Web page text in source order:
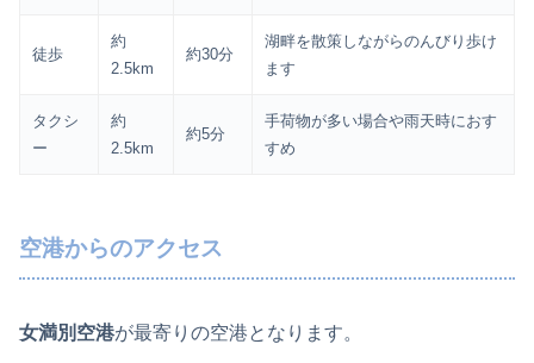
徒歩
約
2.5km
約30分
湖畔を散策しながらのんびり歩け
ます
タクシ
ー
約
2.5km
約5分
手荷物が多い場合や雨天時におす
すめ
空港からのアクセス
女満別空港が最寄りの空港となります。